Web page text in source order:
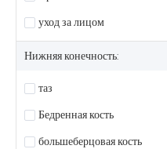
уход за лицом
Нижняя конечность:
таз
Бедренная кость
большеберцовая кость